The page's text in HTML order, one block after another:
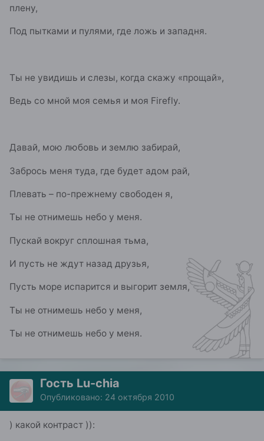
плену,
Под пытками и пулями, где ложь и западня.
Ты не увидишь и слезы, когда скажу «прощай»,
Ведь со мной моя семья и моя Firefly.
Давай, мою любовь и землю забирай,
Забрось меня туда, где будет адом рай,
Плевать – по-прежнему свободен я,
Ты не отнимешь небо у меня.
Пускай вокруг сплошная тьма,
И пусть не ждут назад друзья,
Пусть море испарится и выгорит земля,
Ты не отнимешь небо у меня,
Ты не отнимешь небо у меня.
Гость Lu-chia
Опубликовано: 24 октября 2010
) какой контраст )):